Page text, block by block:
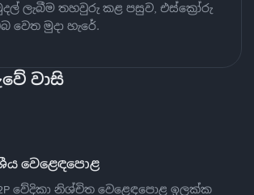
ලැබීම තහවුරු කළ පසුව, එස්ක්‍රෝරු
වෙත මුදා හැරේ.
වාසි
වෙළෙඳපොළ
වේදිකා නිශ්චිත වෙළෙඳපොළ ඉලක්ක